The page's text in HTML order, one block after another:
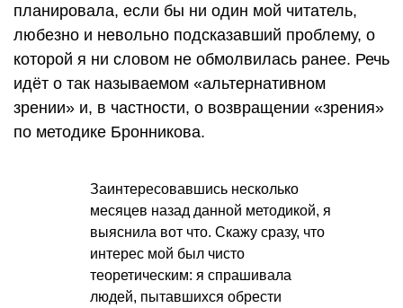
планировала, если бы ни один мой читатель,
любезно и невольно подсказавший проблему, о
которой я ни словом не обмолвилась ранее. Речь
идёт о так называемом «альтернативном
зрении» и, в частности, о возвращении «зрения»
по методике Бронникова.
Заинтересовавшись несколько
месяцев назад данной методикой, я
выяснила вот что. Скажу сразу, что
интерес мой был чисто
теоретическим: я спрашивала
людей, пытавшихся обрести